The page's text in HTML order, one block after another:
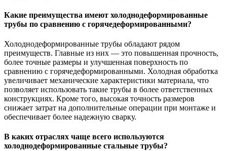
Какие преимущества имеют холоднодеформированные
трубы по сравнению с горячедеформированными?
Холоднодеформированные трубы обладают рядом
преимуществ. Главные из них — это повышенная прочность,
более точные размеры и улучшенная поверхность по
сравнению с горячедеформированными. Холодная обработка
увеличивает механические характеристики материала, что
позволяет использовать такие трубы в более ответственных
конструкциях. Кроме того, высокая точность размеров
снижает затрат на дополнительные операции при монтаже и
обеспечивает более надежную сварку.
В каких отраслях чаще всего используются
холоднодеформированные стальные трубы?